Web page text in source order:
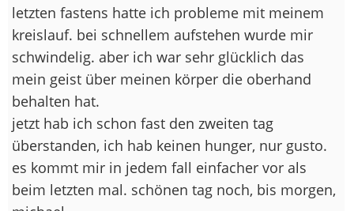
letzten fastens hatte ich probleme mit meinem
kreislauf. bei schnellem aufstehen wurde mir
schwindelig. aber ich war sehr glücklich das
mein geist über meinen körper die oberhand
behalten hat.
jetzt hab ich schon fast den zweiten tag
überstanden, ich hab keinen hunger, nur gusto.
es kommt mir in jedem fall einfacher vor als
beim letzten mal. schönen tag noch, bis morgen,